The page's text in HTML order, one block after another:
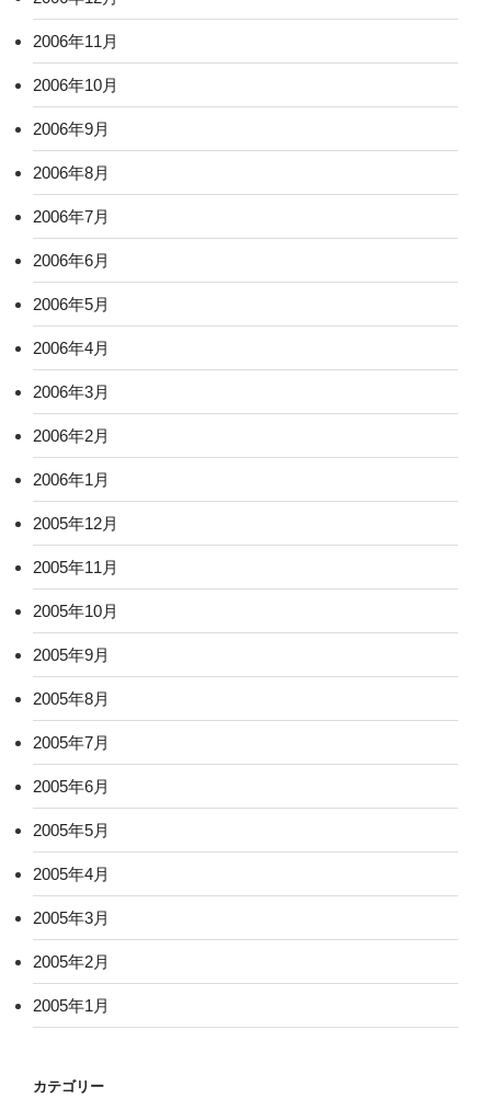
2006年11月
2006年10月
2006年9月
2006年8月
2006年7月
2006年6月
2006年5月
2006年4月
2006年3月
2006年2月
2006年1月
2005年12月
2005年11月
2005年10月
2005年9月
2005年8月
2005年7月
2005年6月
2005年5月
2005年4月
2005年3月
2005年2月
2005年1月
カテゴリー